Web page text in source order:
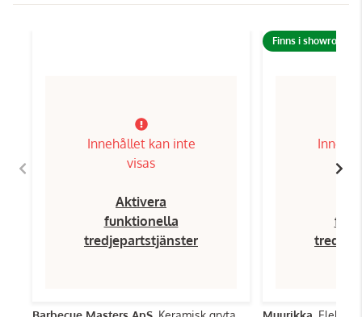
Innehållet kan inte
visas
Aktivera
funktionella
tredjepartstjänster
Finns i showroom!